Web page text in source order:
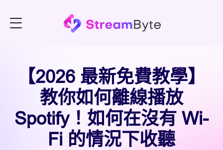
【2026 最新免費教學】
教你如何離線播放
Spotify！如何在沒有 Wi-
Fi 的情況下收聽